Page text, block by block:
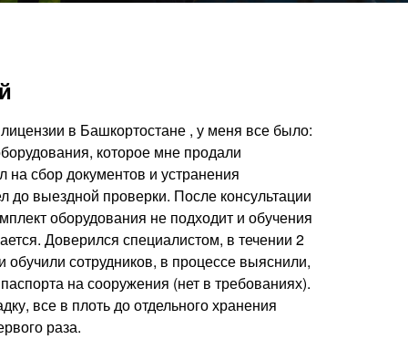
в Башкортостане , у меня все было:
которое мне продали
на сбор документов и устранения
до выездной проверки. После консультации
оборудования не подходит и обучения
Доверился специалистом, в течении 2
сотрудников, в процессе выяснили,
на сооружения (нет в требованиях).
все в плоть до отдельного хранения
раза.